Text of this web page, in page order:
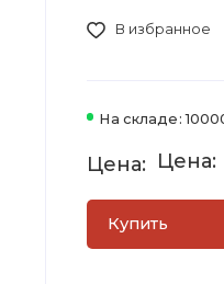
На складе:
Купить
В избранное